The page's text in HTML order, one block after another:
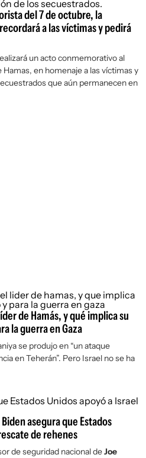
del 7 de octubre, la
a las víctimas y pedirá
un acto conmemorativo al
en homenaje a las víctimas y
que aún permanecen en
de Hamás, y qué implica su
la guerra en Gaza
se produjo en “un ataque
en Teherán”. Pero Israel no se ha
asegura que Estados
de rehenes
de seguridad nacional deJoe